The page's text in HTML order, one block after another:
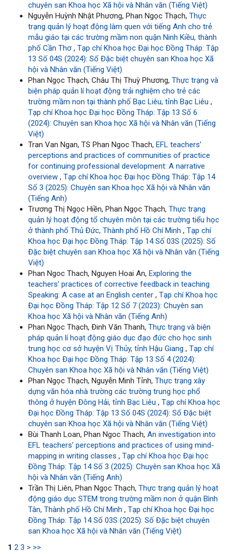
chuyên san Khoa học Xã hội và Nhân văn (Tiếng Việt)
Nguyễn Huỳnh Nhật Phương, Phan Ngọc Thạch, Thực
trạng quản lý hoạt động làm quen với tiếng Anh cho trẻ
mẫu giáo tại các trường mầm non quận Ninh Kiều, thành
phố Cần Thơ , Tạp chí Khoa học Đại học Đồng Tháp: Tập
13 Số 04S (2024): Số Đặc biệt chuyên san Khoa học Xã
hội và Nhân văn (Tiếng Việt)
Phan Ngọc Thạch, Châu Thị Thuỳ Phương, Thực trạng và
biện pháp quản lí hoạt động trải nghiệm cho trẻ các
trường mầm non tại thành phố Bạc Liêu, tỉnh Bạc Liêu ,
Tạp chí Khoa học Đại học Đồng Tháp: Tập 13 Số 6
(2024): Chuyên san Khoa học Xã hội và Nhân văn (Tiếng
Việt)
Tran Van Ngan, TS Phan Ngoc Thach, EFL teachers’
perceptions and practices of communities of practice
for continuing professional development: A narrative
overview , Tạp chí Khoa học Đại học Đồng Tháp: Tập 14
Số 3 (2025): Chuyên san Khoa học Xã hội và Nhân văn
(Tiếng Anh)
Trương Thị Ngọc Hiền, Phan Ngọc Thạch, Thực trạng
quản lý hoạt động tổ chuyên môn tại các trường tiểu học
ở thành phố Thủ Đức, Thành phố Hồ Chí Minh , Tạp chí
Khoa học Đại học Đồng Tháp: Tập 14 Số 03S (2025): Số
Đặc biệt chuyên san Khoa học Xã hội và Nhân văn (Tiếng
Việt)
Phan Ngoc Thach, Nguyen Hoai An, Exploring the
teachers’ practices of corrective feedback in teaching
Speaking: A case at an English center , Tạp chí Khoa học
Đại học Đồng Tháp: Tập 12 Số 7 (2023): Chuyên san
Khoa học Xã hội và Nhân văn (Tiếng Anh)
Phan Ngọc Thạch, Đinh Văn Thanh, Thực trạng và biện
pháp quản lí hoạt động giáo dục đạo đức cho học sinh
trung học cơ sở huyện Vị Thủy, tỉnh Hậu Giang , Tạp chí
Khoa học Đại học Đồng Tháp: Tập 13 Số 4 (2024):
Chuyên san Khoa học Xã hội và Nhân văn (Tiếng Việt)
Phan Ngọc Thạch, Nguyễn Minh Tỉnh, Thực trạng xây
dựng văn hóa nhà trường các trường trung học phổ
thông ở huyện Đông Hải, tỉnh Bạc Liêu , Tạp chí Khoa học
Đại học Đồng Tháp: Tập 13 Số 04S (2024): Số Đặc biệt
chuyên san Khoa học Xã hội và Nhân văn (Tiếng Việt)
Bùi Thanh Loan, Phan Ngoc Thach, An investigation into
EFL teachers’ perceptions and practices of using mind-
mapping in writing classes , Tạp chí Khoa học Đại học
Đồng Tháp: Tập 14 Số 3 (2025): Chuyên san Khoa học Xã
hội và Nhân văn (Tiếng Anh)
Trần Thị Liên, Phan Ngọc Thạch, Thực trạng quản lý hoạt
động giáo dục STEM trong trường mầm non ở quận Bình
Tân, Thành phố Hồ Chí Minh , Tạp chí Khoa học Đại học
Đồng Tháp: Tập 14 Số 03S (2025): Số Đặc biệt chuyên
san Khoa học Xã hội và Nhân văn (Tiếng Việt)
1 2 3 > >>